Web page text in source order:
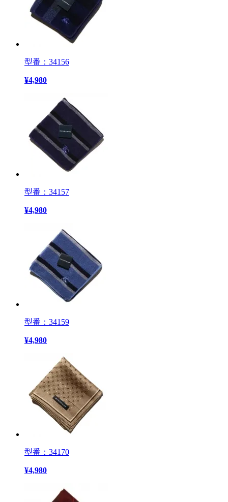
型番：34156
¥4,980
型番：34157
¥4,980
型番：34159
¥4,980
型番：34170
¥4,980